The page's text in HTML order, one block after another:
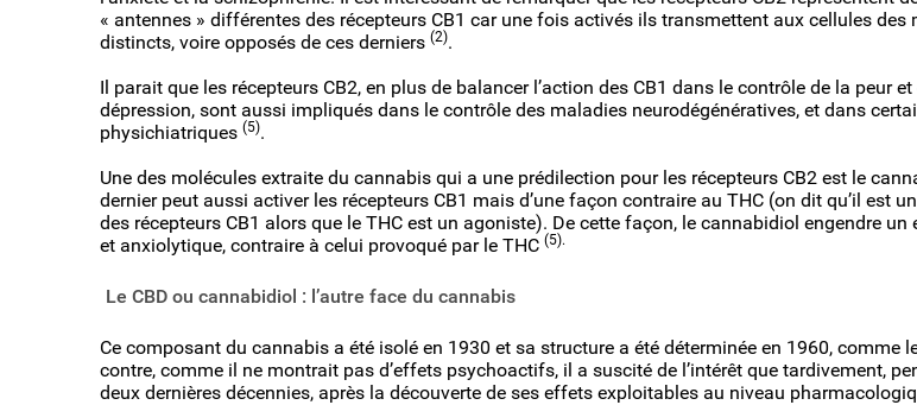
« antennes » différentes des récepteurs CB1 car une fois activés ils transmettent aux cellules des
distincts, voire opposés de ces derniers (2).
Il parait que les récepteurs CB2, en plus de balancer l’action des CB1 dans le contrôle de la peur et
dépression, sont aussi impliqués dans le contrôle des maladies neurodégénératives, et dans
physichiatriques (5).
Une des molécules extraite du cannabis qui a une prédilection pour les récepteurs CB2 est le
dernier peut aussi activer les récepteurs CB1 mais d’une façon contraire au THC (on dit qu’il est
des récepteurs CB1 alors que le THC est un agoniste). De cette façon, le cannabidiol engendre
et anxiolytique, contraire à celui provoqué par le THC (5).
Le CBD ou cannabidiol : l’autre face du cannabis
Ce composant du cannabis a été isolé en 1930 et sa structure a été déterminée en 1960, comme
contre, comme il ne montrait pas d’effets psychoactifs, il a suscité de l’intérêt que tardivement,
deux dernières décennies, après la découverte de ses effets exploitables au niveau